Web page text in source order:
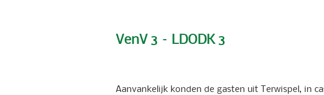
VenV 3 – LDODK 3
Aanvankelijk konden de gasten uit Terwispel, in